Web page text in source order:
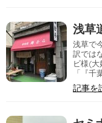
浅草
浅草で
訳では
ビ様(大
「『千
記事を